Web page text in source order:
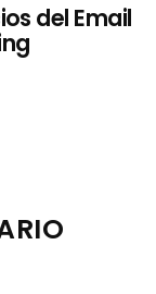
del Email